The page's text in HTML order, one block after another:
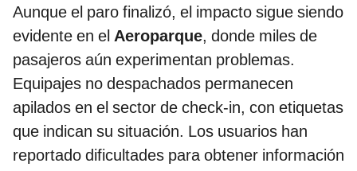
Aunque el paro finalizó, el impacto sigue siendo
evidente en el Aeroparque, donde miles de
pasajeros aún experimentan problemas.
Equipajes no despachados permanecen
apilados en el sector de check-in, con etiquetas
que indican su situación. Los usuarios han
reportado dificultades para obtener información